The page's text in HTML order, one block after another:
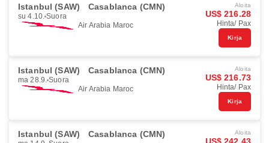
Istanbul (SAW) Casablanca (CMN)
su 4.10. Suora
Air Arabia Maroc
Aloita
US$ 216.28
Hinta/ Pax
Kirja
Istanbul (SAW) Casablanca (CMN)
ma 28.9. Suora
Air Arabia Maroc
Aloita
US$ 216.73
Hinta/ Pax
Kirja
Istanbul (SAW) Casablanca (CMN) Aloita